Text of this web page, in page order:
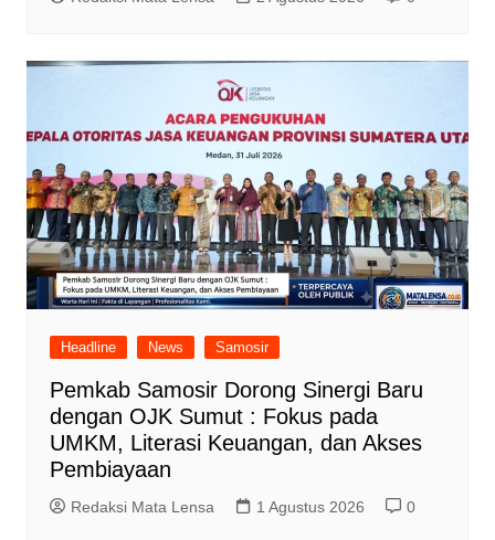
Headline News Samosir
Pemkab Samosir Dorong Sinergi Baru
dengan OJK Sumut : Fokus pada
UMKM, Literasi Keuangan, dan Akses
Pembiayaan
Redaksi Mata Lensa 1 Agustus 2026 0